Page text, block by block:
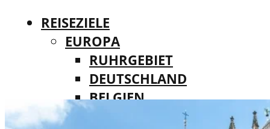
REISEZIELE
EUROPA
RUHRGEBIET
DEUTSCHLAND
BELGIEN
REISEZIELE